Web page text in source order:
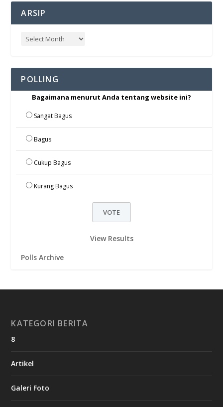
ARSIP
POLLING
Bagaimana menurut Anda tentang website ini?
Sangat Bagus
Bagus
Cukup Bagus
Kurang Bagus
View Results
Polls Archive
KATEGORI BERITA
8
Artikel
Galeri Foto